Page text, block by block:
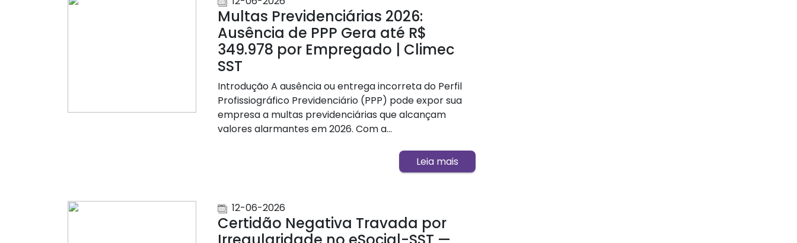
Multas Previdenciárias 2026:
Ausência de PPP Gera até R$
349.978 por Empregado | Climec
SST
Introdução A ausência ou entrega incorreta do Perfil
Profissiográfico Previdenciário (PPP) pode expor sua
empresa a multas previdenciárias que alcançam
valores alarmantes em 2026. Com a...
Leia mais
12-06-2026
Certidão Negativa Travada por